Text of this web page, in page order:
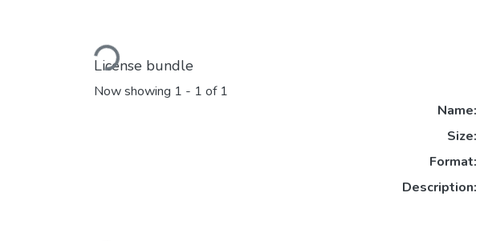
Loading...
License bundle
Now showing 1 - 1 of 1
Name:
Size:
Format:
Description: